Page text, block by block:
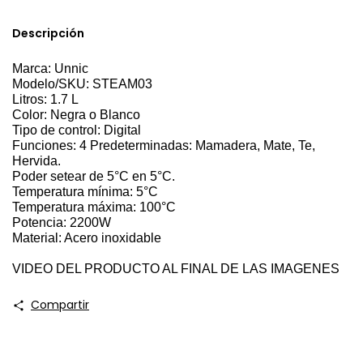
Descripción
Marca: Unnic
Modelo/SKU: STEAM03
Litros: 1.7 L
Color: Negra o Blanco
Tipo de control: Digital
Funciones: 4 Predeterminadas: Mamadera, Mate, Te,
Hervida.
Poder setear de 5°C en 5°C.
Temperatura mínima: 5°C
Temperatura máxima: 100°C
Potencia: 2200W
Material: Acero inoxidable
VIDEO DEL PRODUCTO AL FINAL DE LAS IMAGENES
Compartir